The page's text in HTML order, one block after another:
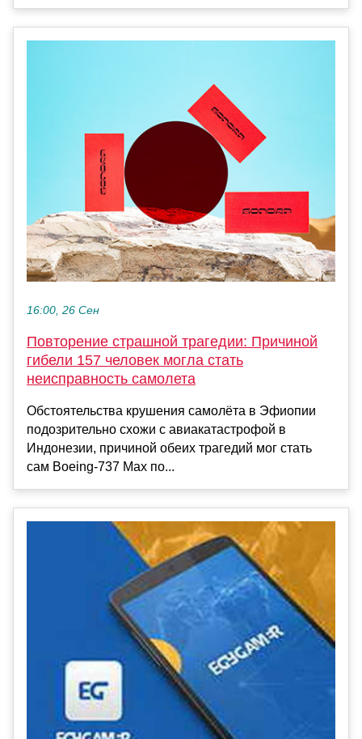
16:00, 26 Сен
Повторение страшной трагедии: Причиной
гибели 157 человек могла стать
неисправность самолета
Обстоятельства крушения самолёта в Эфиопии
подозрительно схожи с авиакатастрофой в
Индонезии, причиной обеих трагедий мог стать
сам Boeing-737 Max по...